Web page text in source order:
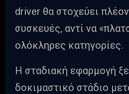
driver θα στοχεύει
συσκευές, αντί να
ολόκληρες κατηγορίες.
Η σταδιακή εφαρμογή
δοκιμαστικό στάδιο